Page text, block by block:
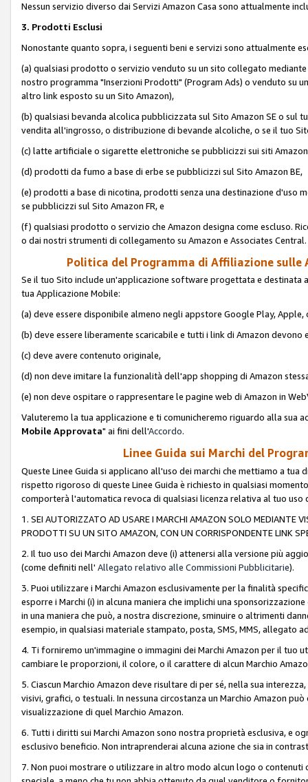
Nessun servizio diverso dai Servizi Amazon Casa sono attualmente
3. Prodotti Esclusi
Nonostante quanto sopra, i seguenti beni e servizi sono attualmente
(a) qualsiasi prodotto o servizio venduto su un sito collegato
nostro programma "Inserzioni Prodotti" (Program Ads) o venduto su
altro link esposto su un Sito Amazon),
(b) qualsiasi bevanda alcolica pubblicizzata sul Sito Amazon SE o sul
vendita all'ingrosso, o distribuzione di bevande alcoliche, o se il tuo
(c) latte artificiale o sigarette elettroniche se pubblicizzi sui siti Amazon
(d) prodotti da fumo a base di erbe se pubblicizzi sul Sito Amazon BE,
(e) prodotti a base di nicotina, prodotti senza una destinazione d'uso
se pubblicizzi sul Sito Amazon FR, e
(f) qualsiasi prodotto o servizio che Amazon designa come escluso.
o dai nostri strumenti di collegamento su Amazon e Associates Central.
Politica del Programma di Affiliazione
Se il tuo Sito include un'applicazione software progettata e
tua Applicazione Mobile:
(a) deve essere disponibile almeno negli appstore Google Play, Apple,
(b) deve essere liberamente scaricabile e tutti i link di Amazon devono
(c) deve avere contenuto originale,
(d) non deve imitare la funzionalità dell'app shopping di Amazon
(e) non deve ospitare o rappresentare le pagine web di Amazon in
Valuteremo la tua applicazione e ti comunicheremo riguardo alla sua
Mobile Approvata" ai fini dell'Accordo.
Linee Guida sui Marchi del
Queste Linee Guida si applicano all'uso dei marchi che mettiamo a
rispetto rigoroso di queste Linee Guida è richiesto in qualsiasi
comporterà l'automatica revoca di qualsiasi licenza relativa al tuo uso
1. SEI AUTORIZZATO AD USARE I MARCHI AMAZON SOLO MEDIANTE
PRODOTTI SU UN SITO AMAZON, CON UN CORRISPONDENTE LINK
2. Il tuo uso dei Marchi Amazon deve (i) attenersi alla versione più
(come definiti nell' Allegato relativo alle Commissioni Pubblicitarie).
3. Puoi utilizzare i Marchi Amazon esclusivamente per la finalità
esporre i Marchi (i) in alcuna maniera che implichi una
in una maniera che può, a nostra discrezione, sminuire o altrimenti
esempio, in qualsiasi materiale stampato, posta, SMS, MMS,
4. Ti forniremo un'immagine o immagini dei Marchi Amazon per il tuo
cambiare le proporzioni, il colore, o il carattere di alcun Marchio
5. Ciascun Marchio Amazon deve risultare di per sé, nella sua
visivi, grafici, o testuali. In nessuna circostanza un Marchio Amazon
visualizzazione di quel Marchio Amazon.
6. Tutti i diritti sui Marchi Amazon sono nostra proprietà esclusiva, e
esclusivo beneficio. Non intraprenderai alcuna azione che sia in
7. Non puoi mostrare o utilizzare in altro modo alcun logo o